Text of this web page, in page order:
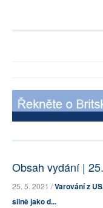
Obsah vydání |
25. 5. 2021 /Varování z
silně jako d...